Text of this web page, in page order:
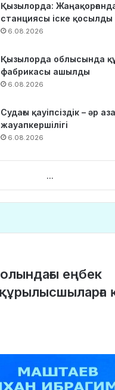
Қызылорда:
станциясы іске қосылды
6.08.2026
Қызылорда облысында
фабрикасы ашылды
6.08.2026
Судағы қауіпсіздік – әр
жауапкершілігі
6.08.2026
...